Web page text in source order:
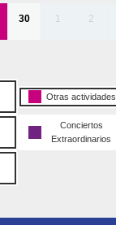
30 1 2
Otras actividades
Conciertos
Extraordinarios